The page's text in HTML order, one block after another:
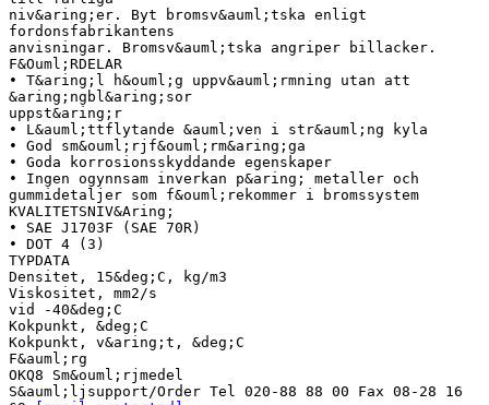
niv&aring;er. Byt bromsv&auml;tska enligt
fordonsfabrikantens
anvisningar. Bromsv&auml;tska angriper billacker.
F&Ouml;RDELAR
• T&aring;l h&ouml;g uppv&auml;rmning utan att
&aring;ngbl&aring;sor
uppst&aring;r
• L&auml;ttflytande &auml;ven i str&auml;ng kyla
• God sm&ouml;rjf&ouml;rm&aring;ga
• Goda korrosionsskyddande egenskaper
• Ingen ogynnsam inverkan p&aring; metaller och
gummidetaljer som f&ouml;rekommer i bromssystem
KVALITETSNIV&Aring;
• SAE J1703F (SAE 70R)
• DOT 4 (3)
TYPDATA
Densitet, 15&deg;C, kg/m3
Viskositet, mm2/s
vid -40&deg;C
Kokpunkt, &deg;C
Kokpunkt, v&aring;t, &deg;C
F&auml;rg
OKQ8 Sm&ouml;rjmedel
S&auml;ljsupport/Order Tel 020-88 88 00 Fax 08-28 16